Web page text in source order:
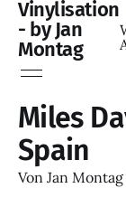
Vinylisation
- by Jan
Montag
Miles
Spain
Von Jan Montag